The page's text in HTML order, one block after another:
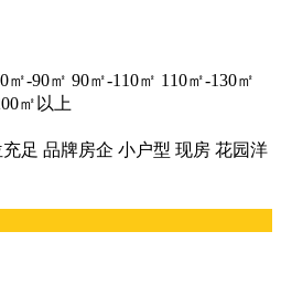
㎡-90㎡ 90㎡-110㎡ 110㎡-130㎡
㎡以上
足 品牌房企 小户型 现房 花园洋